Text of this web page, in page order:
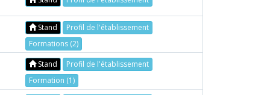
Stand
Profil de l'établissement
Formations (2)
Stand
Profil de l'établissement
Formation (1)